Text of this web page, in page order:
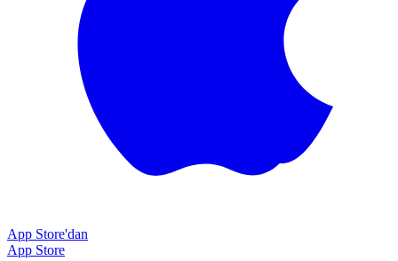
App Store'dan
App Store